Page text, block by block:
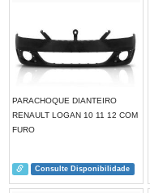
PARACHOQUE DIANTEIRO
RENAULT LOGAN 10 11 12 COM
FURO
Consulte Disponibilidade